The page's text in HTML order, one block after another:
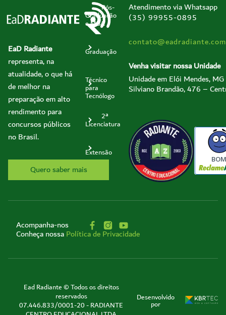
EaD Radiante
representa, na
atualidade, o que há
de melhor na
preparação em alto
rendimento para
concursos públicos
no Brasil.
Quero saber mais
Pós-
Graduação
e MBA
Graduação
Técnico
para
Tecnólogo
2ª
Licenciatura
Extensão
Atendimento via Whatsapp
(35) 99955-0895
Venha visitar nossa Unidade
Unidade em Elói Mendes, MG
Silviano Brandão, 476 –
Acompanha-nos
Conheça nossaPolítica de Privacidade
Ead Radiante © Todos os direitos
reservados
07.446.833/0001-20 - RADIANTE
Desenvolvido
por